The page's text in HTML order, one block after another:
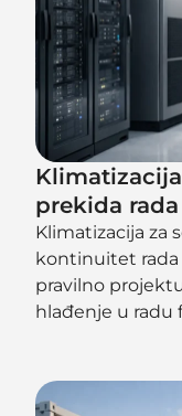
prekida rada
Klimatizacija za
kontinuitet rada
pravilno
hlađenje u radu